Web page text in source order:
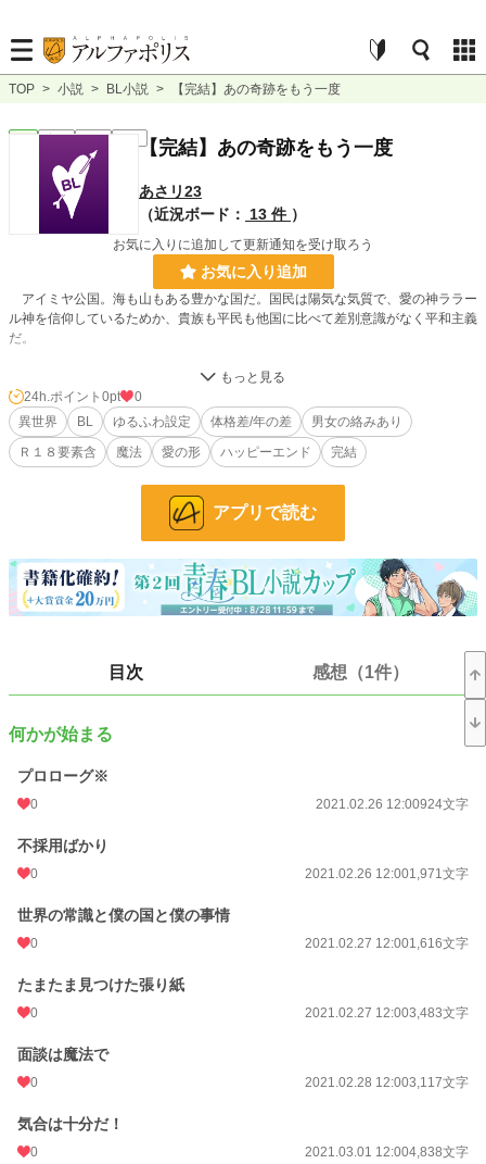
TOP > 小説 > BL小説 > 【完結】あの奇跡をもう一度
完結 長編 【完結】あの奇跡をもう一度
あさリ23
（近況ボード：
13 件 ）
お気に入りに追加して更新通知を受け取ろう
お気に入り追加
アイミヤ公国。海も山もある豊かな国だ。国民は陽気な気質で、愛の神ララー
ル神を信仰しているためか、貴族も平民も他国に比べて差別意識がなく平和主義
だ。
僕はそんな温厚な国の魔法学園の教師として今日から働く。アイミヤ公国の隣
国である僕の出身地、フェルティエ皇国からの旅路は初めての仕事への期待で胸
を膨らませていた。
そう、あの部屋に入るまでは……。
自分の育った国とこの国の考えの違いに戸惑い、先輩教師の研究や実験に巻き
込まれながら、学園での生活を送る。
部屋に入ってくる生徒に声をかけて…
1作目と世界が同じですが、時間の流れは違います。前作の続きになりますが、
直接的な表現には※がついています。
小説
お気に入り
24h.ポイント 0 pt
文字数
更新日時 2021.05.19 18:00
初回完結日時 2021.05.19 18:23
24h.ポイント 0pt
0
異世界
BL ゆるふわ設定 体格差/年の差
男女の絡みあり
Ｒ１８要素含
魔法 愛の形 ハッピーエンド 完結
アプリで読む
目次 感想（1件）
何かが始まる
プロローグ※
0 2021.02.26 12:00924文字
不採用ばかり
0 2021.02.26 12:001,971文字
世界の常識と僕の国と僕の事情
0 2021.02.27 12:001,616文字
たまたま見つけた張り紙
0 2021.02.27 12:003,483文字
面談は魔法で
0 2021.02.28 12:003,117文字
気合は十分だ！
0 2021.03.01 12:004,838文字